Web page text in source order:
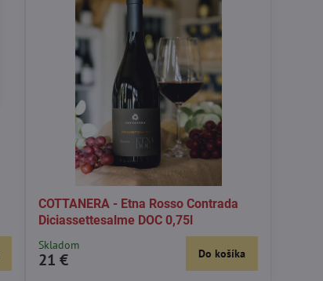
COTTANERA - Etna Rosso Contrada
Diciassettesalme DOC 0,75l
Skladom
21 € Do košíka